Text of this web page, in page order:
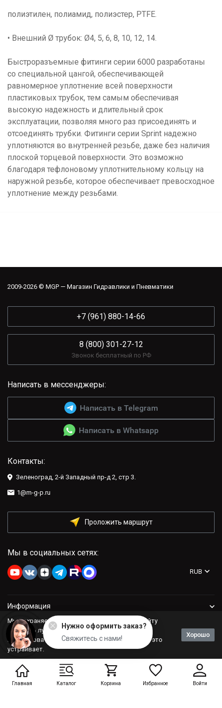
полиэтилен, полиамид, полиэстер, PTFE.
• Внешний Ø трубок: Ø4, 5, 6, 8, 10, 12, 14.
Быстроразъемные фитинги серии 6000 разработаны
со специальной цангой, обеспечивающей
равномерное уплотнение всей поверхности
пластиковых трубок, тем самым обеспечивая
высокую надежность и длительный срок
эксплуатации, позволяя много раз присоединять и
отсоединять трубки. Фитинги серии Sprint надежно
уплотняются во внутренней резьбе, даже без наличия
плоской торцевой поверхности. Это возможно
благодаря тефлоновому уплотнительному кольцу на
наружной резьбе, которое обеспечивает превосходное
уплотнение между резьбами.
Главная Каталог Корзина Избранное Войти
2009-2026 © MGP — Магазин Гидравлики и Пневматики
+7 (961) 880-14-66
8 (800) 301-27-12
Звонок бесплатный по РФ
Написать в мессенджеры:
Написать в Telegram
Написать в Whatsapp
Контакты:
Зеленоград, 2-й Западный пр-д 2, стр 3.
1@m-g-p.ru
Проложить маршрут
Мы в социальных сетях:
RUB
Информация
Компания
Политика персональных данных
Мы сохраняем файлы cookie: это помогает сайту
работать лучше. Если Вы продолжите
использовать сайт, мы будем считать, что Вас это
устраивает.
Хорошо
Нужно оформить заказ?
Свяжитесь с нами!